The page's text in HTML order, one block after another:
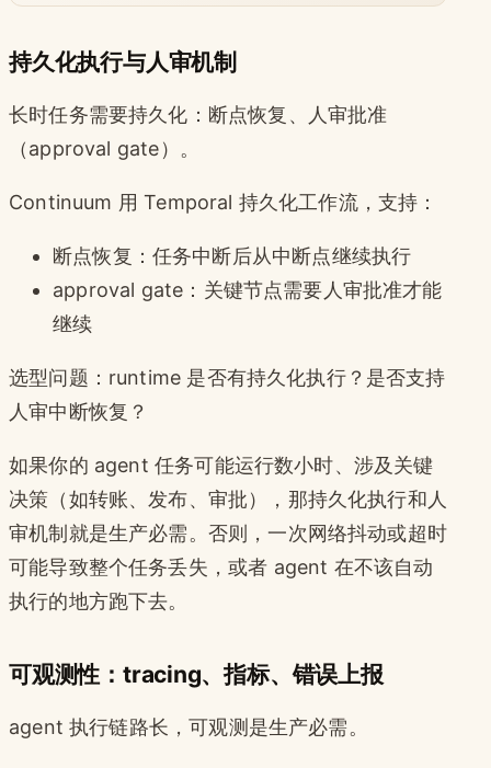
持久化执行与人审机制
长时任务需要持久化：断点恢复、人审批准
（approval gate）。
Continuum 用 Temporal 持久化工作流，支持：
断点恢复：任务中断后从中断点继续执行
approval gate：关键节点需要人审批准才能
继续
选型问题：runtime 是否有持久化执行？是否支持
人审中断恢复？
如果你的 agent 任务可能运行数小时、涉及关键
决策（如转账、发布、审批），那持久化执行和人
审机制就是生产必需。否则，一次网络抖动或超时
可能导致整个任务丢失，或者 agent 在不该自动
执行的地方跑下去。
可观测性：tracing、指标、错误上报
agent 执行链路长，可观测是生产必需。